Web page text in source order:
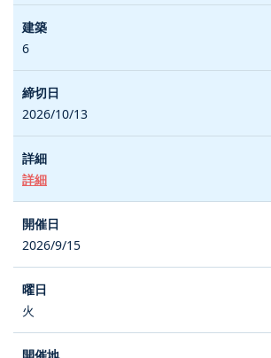
6
2026/10/13
詳細
2026/9/15
火